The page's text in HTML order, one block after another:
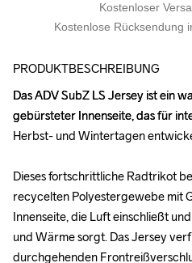
Kostenloser
Kostenlose Rücksendung
PRODUKTBESCHREIBUNG
Das ADV SubZ LS Jersey ist ein
gebürsteter Innenseite, das für
Herbst- und Wintertagen
Dieses fortschrittliche Radtrikot
recycelten Polyestergewebe mit
Innenseite, die Luft einschließt
und Wärme sorgt. Das Jersey
durchgehenden
Das ADV SubZ LS Jersey ist ein
gebürsteter Innenseite, das für
Herbst- und Wintertagen
Dieses fortschrittliche Radtrikot
recycelten Polyestergewebe mit
Innenseite, die Luft einschließt
und Wärme sorgt. Das Jersey
durchgehenden